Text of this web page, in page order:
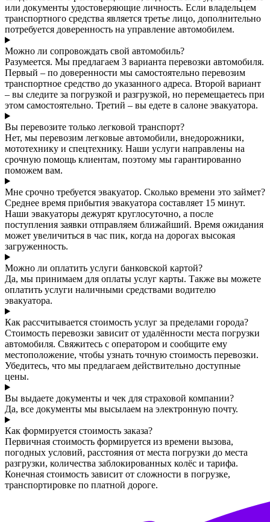
или документы удостоверяющие личность. Если владельцем
транспортного средства является третье лицо, дополнительно
потребуется доверенность на управление автомобилем.
Можно ли сопровождать свой автомобиль?
Разумеется. Мы предлагаем 3 варианта перевозки автомобиля.
Первый – по доверенности мы самостоятельно перевозим
транспортное средство до указанного адреса. Второй вариант
– вы следите за погрузкой и разгрузкой, но перемещаетесь при
этом самостоятельно. Третий – вы едете в салоне эвакуатора.
Вы перевозите только легковой транспорт?
Нет, мы перевозим легковые автомобили, внедорожники,
мототехнику и спецтехнику. Наши услуги направлены на
срочную помощь клиентам, поэтому мы гарантированно
поможем вам.
Мне срочно требуется эвакуатор. Сколько времени это займет?
Среднее время прибытия эвакуатора составляет 15 минут.
Наши эвакуаторы дежурят круглосуточно, а после
поступления заявки отправляем ближайший. Время ожидания
может увеличиться в час пик, когда на дорогах высокая
загруженность.
Можно ли оплатить услуги банковской картой?
Да, мы принимаем для оплаты услуг карты. Также вы можете
оплатить услуги наличными средствами водителю
эвакуатора.
Как рассчитывается стоимость услуг за пределами города?
Стоимость перевозки зависит от удалённости места погрузки
автомобиля. Свяжитесь с оператором и сообщите ему
местоположение, чтобы узнать точную стоимость перевозки.
Убедитесь, что мы предлагаем действительно доступные
цены.
Вы выдаете документы и чек для страховой компании?
Да, все документы мы высылаем на электронную почту.
Как формируется стоимость заказа?
Первичная стоимость формируется из времени вызова,
погодных условий, расстояния от места погрузки до места
разгрузки, количества заблокированных колёс и тарифа.
Конечная стоимость зависит от сложности в погрузке,
транспортировке по платной дороге.